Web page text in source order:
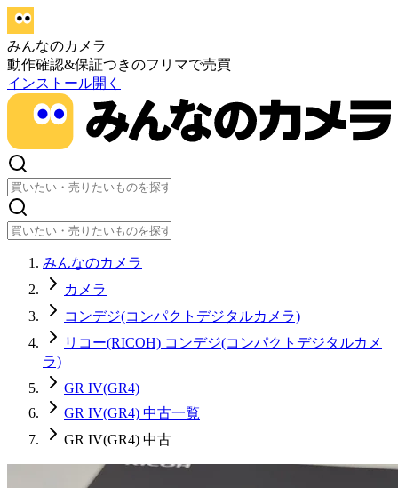
みんなのカメラ
動作確認&保証つきのフリマで売買
インストール開く
みんなのカメラ
カメラ
コンデジ(コンパクトデジタルカメラ)
リコー(RICOH) コンデジ(コンパクトデジタルカメ
ラ)
GR IV(GR4)
GR IV(GR4) 中古一覧
GR IV(GR4) 中古